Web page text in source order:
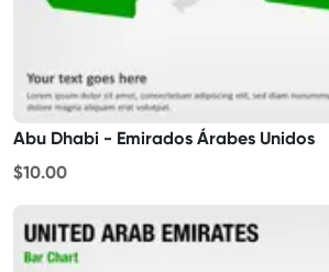
Abu Dhabi - Emirados Árabes Unidos
$10.00